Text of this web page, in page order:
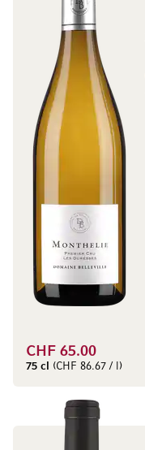
CHF 65.00
75 cl (CHF 86.67 / l)